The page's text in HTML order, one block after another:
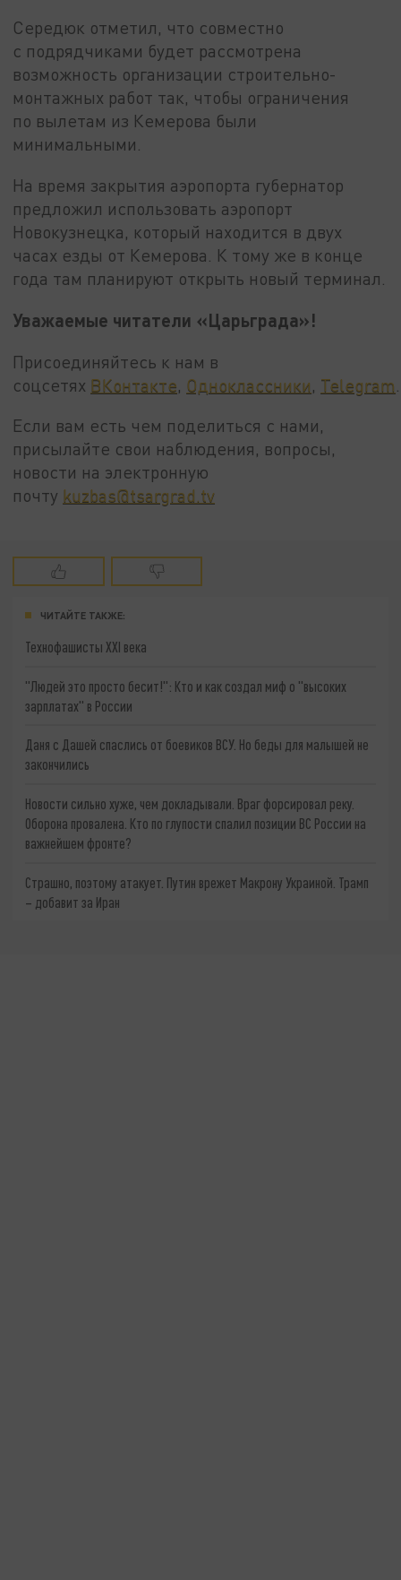
Середюк отметил, что совместно
с подрядчиками будет рассмотрена
возможность организации строительно-
монтажных работ так, чтобы ограничения
по вылетам из Кемерова были
минимальными.
На время закрытия аэропорта губернатор
предложил использовать аэропорт
Новокузнецка, который находится в двух
часах езды от Кемерова. К тому же в конце
года там планируют открыть новый терминал.
Уважаемые читатели «Царьграда»!
Присоединяйтесь к нам в
соцсетях ВКонтакте Одноклассники Telegram
Если вам есть чем поделиться с нами,
присылайте свои наблюдения, вопросы,
новости на электронную
почту kuzbas@tsargrad.tv
ЧИТАЙТЕ ТАКЖЕ:
Технофашисты XXI века
"Людей это просто бесит!": Кто и как создал миф о "высоких
зарплатах" в России
Даня с Дашей спаслись от боевиков ВСУ. Но беды для малышей не
закончились
Новости сильно хуже, чем докладывали. Враг форсировал реку.
Оборона провалена. Кто по глупости спалил позиции ВС России на
важнейшем фронте?
Страшно, поэтому атакует. Путин врежет Макрону Украиной. Трамп
– добавит за Иран